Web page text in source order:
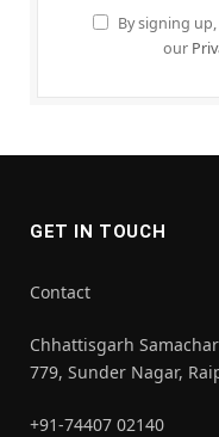
By signing
our
GET IN TOUCH
Contact
Chhattisgarh Samachar
779, Sunder Nagar,
+91-74407 02140